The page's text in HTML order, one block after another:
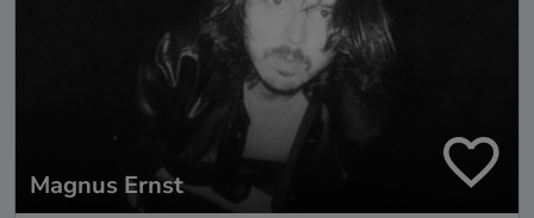
Magnus Ernst